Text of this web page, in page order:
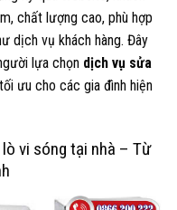
chất lượng cao, phù hợp
dịch vụ khách hàng. Đây
lựa chọn dịch vụ sửa
ưu cho các gia đình hiện
vi sóng tại nhà – Từ